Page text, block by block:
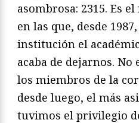
asombrosa: 2315. Es
en las que, desde
institución el
acaba de dejarnos.
los miembros de la
desde luego, el más
tuvimos el privilegio